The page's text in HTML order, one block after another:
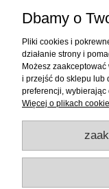
Dbamy o
Pliki cookies i
działanie strony i
Możesz
i przejść do sklepu lub
preferencji, wybierając
Więcej o plikach